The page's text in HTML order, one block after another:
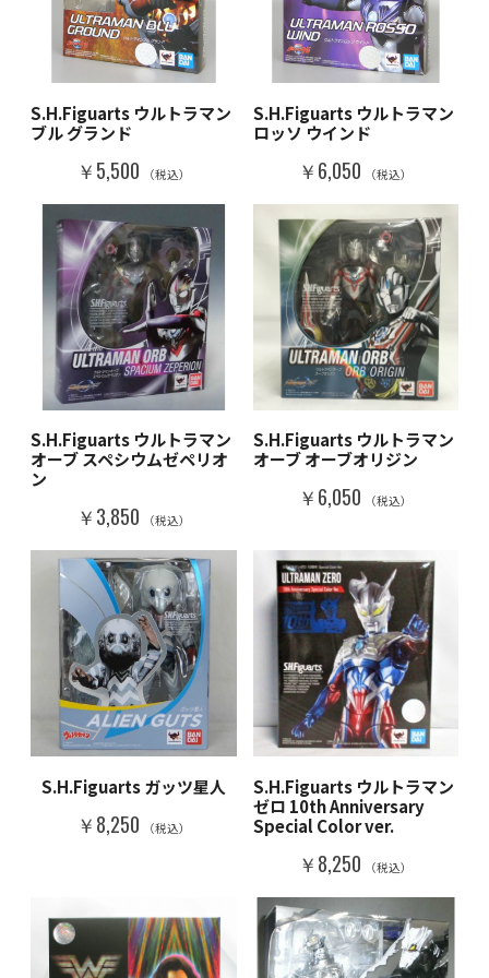
S.H.Figuarts ウルトラマン
ブル グランド
￥5,500 （税込）
S.H.Figuarts ウルトラマン
ロッソ ウインド
￥6,050 （税込）
S.H.Figuarts ウルトラマン
オーブ スペシウムゼペリオ
ン
￥3,850 （税込）
S.H.Figuarts ウルトラマン
オーブ オーブオリジン
￥6,050 （税込）
S.H.Figuarts ガッツ星人
￥8,250 （税込）
S.H.Figuarts ウルトラマン
ゼロ 10th Anniversary
Special Color ver.
￥8,250 （税込）